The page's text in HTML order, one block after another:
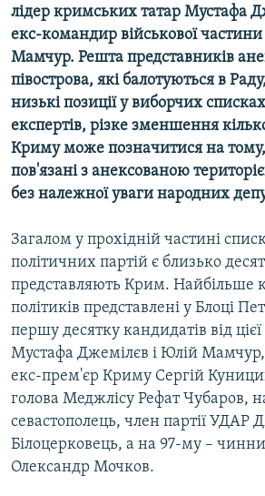
лідер кримських татар Мустафа
екс-командир військової
Мамчур. Решта представників
півострова, які балотуються в
низькі позиції у виборчих
експертів, різке зменшення
Криму може позначитися на
пов'язані з анексованою
без належної уваги народних
Загалом у прохідній частині
політичних партій є близько
представляють Крим. Найбільше
політиків представлені у Блоці
першу десятку кандидатів від цієї
Мустафа Джемілєв і Юлій Мамчур,
екс-прем'єр Криму Сергій
голова Меджлісу Рефат Чубаров,
севастополець, член партії УДАР
Білоцерковець, а на 97-му –
Олександр Мочков.